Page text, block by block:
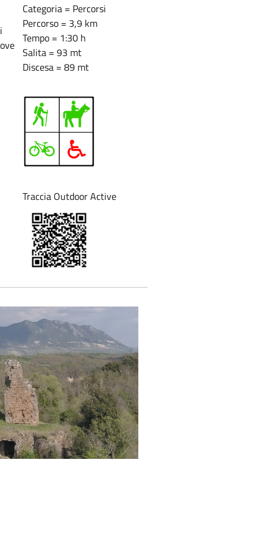
Categoria = Percorsi
Percorso = 3,9 km
Tempo = 1:30 h
Salita = 93 mt
Discesa = 89 mt
Traccia Outdoor Active